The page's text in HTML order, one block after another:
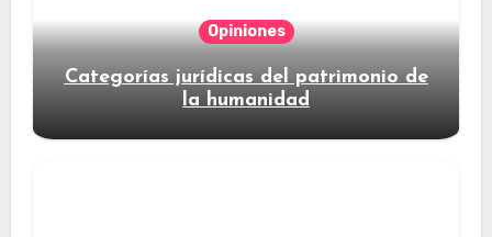
Opiniones
Categorías jurídicas del patrimonio de
la humanidad